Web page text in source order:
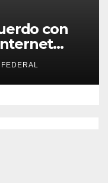
con